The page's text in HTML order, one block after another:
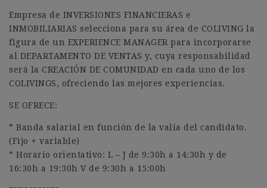
Empresa de INVERSIONES FINANCIERAS e
INMOBILIARIAS selecciona para su área de COLIVING la
figura de un EXPERIENCE MANAGER para incorporarse
al DEPARTAMENTO DE VENTAS y, cuya responsabilidad
será la CREACIÓN DE COMUNIDAD en cada uno de los
COLIVINGS, ofreciendo las mejores experiencias.
SE OFRECE:
* Banda salarial en función de la valía del candidato.
(Fijo + variable)
* Horario orientativo: L – J de 9:30h a 14:30h y de
16:30h a 19:30h V de 9:30h a 15:00h